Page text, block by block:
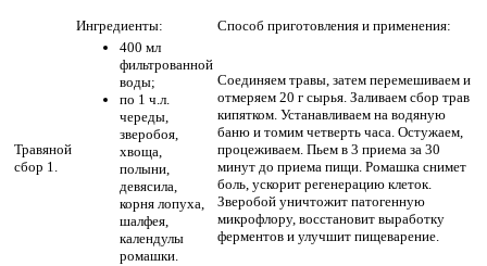
Ингредиенты: Способ приготовления и применения:
Травяной
сбор 1.
400 мл
фильтрованной
воды;
по 1 ч.л.
череды,
зверобоя,
хвоща,
полыни,
девясила,
корня лопуха,
шалфея,
календулы
ромашки.
Соединяем травы, затем перемешиваем и
отмеряем 20 г сырья. Заливаем сбор трав
кипятком. Устанавливаем на водяную
баню и томим четверть часа. Остужаем,
процеживаем. Пьем в 3 приема за 30
минут до приема пищи. Ромашка снимет
боль, ускорит регенерацию клеток.
Зверобой уничтожит патогенную
микрофлору, восстановит выработку
ферментов и улучшит пищеварение.